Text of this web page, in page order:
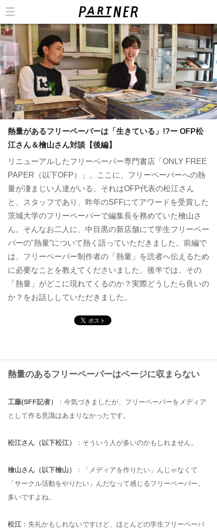
熱量があるフリーペーパーは「生きている」!?ー OFP松
江さん＆檜山さん対談【後編】
リニューアルしたフリーペーパー専門書店「ONLY FREE
PAPER（以下OFP）」。ここに、フリーペーパーへの熱
量が凄まじい人達がいる。それはOFP代表の松江さん
と、スタッフであり、昨年のSFFにてアワードを受賞した
茨城大学のフリーペーパーで編集長を務めていた檜山さ
ん。そんなお二人に、中目黒の新店舗にて学生フリーペー
パーの"熱量”について熱く語っていただきました。前編で
は、フリーペーパー制作者の「熱量」を読者へ伝えるため
に必要なことを教えてくださいました。後半では、その
「熱量」がどこに現れてくるのか？実際どうしたら良いの
か？をお話ししていただきました。
熱量のあるフリーペーパーはページに収まらない
工藤(SFF記者）
：今気づきましたが、フリーペーパーをメディア
として作る意識はあまりなかったです。
松江さん（以下松江） ：そういう人が多いのかもしれません。
檜山さん（以下檜山）
：「メディアを作りたい」んじゃなくて
「サークル活動をやりたい」んだなって感じるフリーペーパー、
多いですよね。
松江 ：失礼かもしれないですけど、ほとんどの学生フリーペーパ
カテゴリ
コンテンツ
このサイトについて
運営会社
お問い合わせ